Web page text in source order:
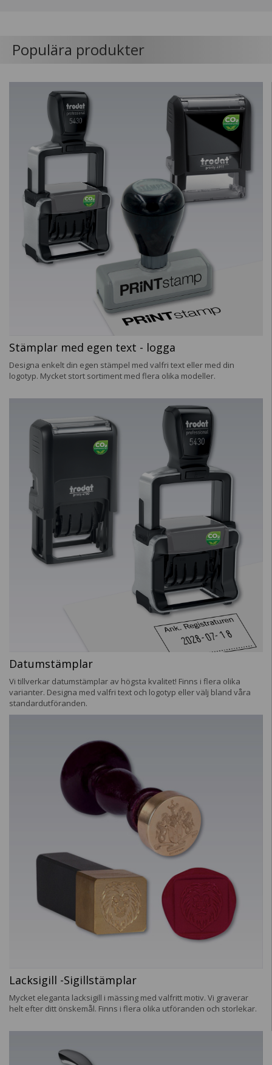
Populära produkter
Stämplar med egen text - logga
Designa enkelt din egen stämpel med valfri text eller med din
logotyp. Mycket stort sortiment med flera olika modeller.
Datumstämplar
Vi tillverkar datumstämplar av högsta kvalitet! Finns i flera olika
varianter. Designa med valfri text och logotyp eller välj bland våra
standardutföranden.
Lacksigill -Sigillstämplar
Mycket eleganta lacksigill i mässing med valfritt motiv. Vi graverar
helt efter ditt önskemål. Finns i flera olika utföranden och storlekar.